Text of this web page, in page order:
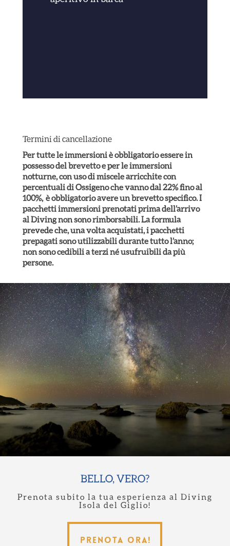
Termini di cancellazione
Per tutte le immersioni è obbligatorio essere in
possesso del brevetto e per le immersioni
notturne, con uso di miscele arricchite con
percentuali di Ossigeno che vanno dal 22% fino al
100%, è obbligatorio avere un brevetto specifico. I
pacchetti immersioni prenotati prima dell’arrivo
al Diving non sono rimborsabili. La formula
prevede che, una volta acquistati, i pacchetti
prepagati sono utilizzabili durante tutto l’anno;
non sono cedibili a terzi né usufruibili da più
persone.
BELLO, VERO?
Prenota subito la tua esperienza al Diving
Isola del Giglio!
Prenota ora!
Prenota ora!